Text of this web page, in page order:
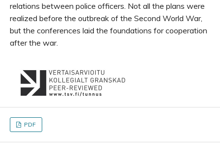
relations between police officers. Not all the plans were
realized before the outbreak of the Second World War,
but the conferences laid the foundations for cooperation
after the war.
PDF